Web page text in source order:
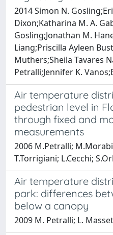
2014 Simon N.
Dixon;Katharina M. A.
Gosling;Jonathan M.
Liang;Priscilla Ayleen
Muthers;Sheila Tavares
Petralli;Jennifer K.
Air temperature
pedestrian level in
through fixed and
measurements
2006 M.Petralli;
T.Torrigiani; L.Cecchi;
Air temperature
park: differences
below a canopy
2009 M. Petralli; L.